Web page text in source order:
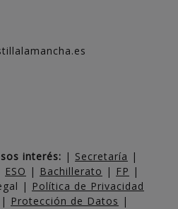
interés: | Secretaría |
ESO | Bachillerato | FP |
| Política de Privacidad
Protección de Datos |